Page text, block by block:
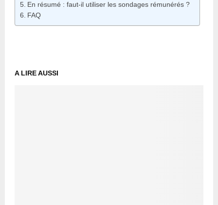
En résumé : faut-il utiliser les sondages rémunérés ?
FAQ
A LIRE AUSSI